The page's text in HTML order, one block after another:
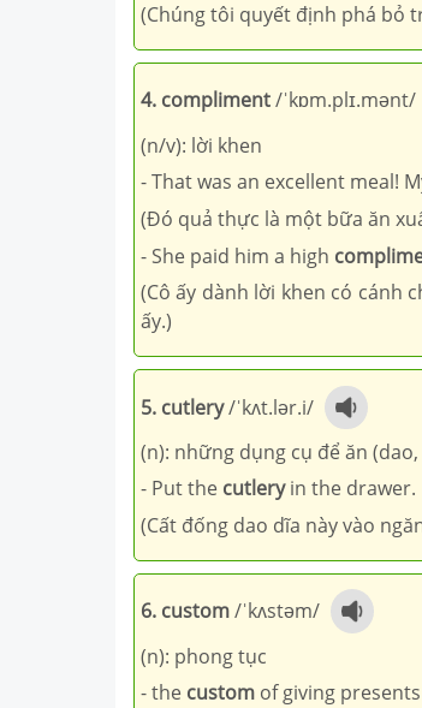
(Chúng tôi quyết định phá bỏ
4. compliment/ˈkɒm.plɪ.mənt/
(n/v): lời khen
- That was an excellent meal!
(Đó quả thực là một bữa ăn
- She paid him a high
(Cô ấy dành lời khen có cánh
ấy.)
5. cutlery/ˈkʌt.lər.i/
(n): những dụng cụ để ăn
- Put the cutleryin the drawer.
(Cất đống dao dĩa này vào
6. custom/ˈkʌstəm/
(n): phong tục
- the custom of giving